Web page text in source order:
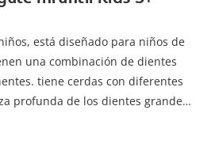
está diseñado para niños de
una combinación de dientes
tiene cerdas con diferentes
profunda de los dientes grandes